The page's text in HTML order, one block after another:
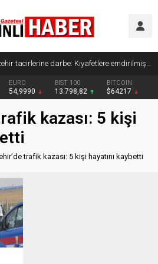
Yüksekova’da zehir tacirlerine darbe: Kıyafetlere emdirilmiş 13 kilo metamfetamin ele geçirildi
EURO
54,9990
BIST 100
13.798,82
BITCOIN
$64217
kazası: 5 kişi
trafik kazası: 5 kişi hayatını kaybetti